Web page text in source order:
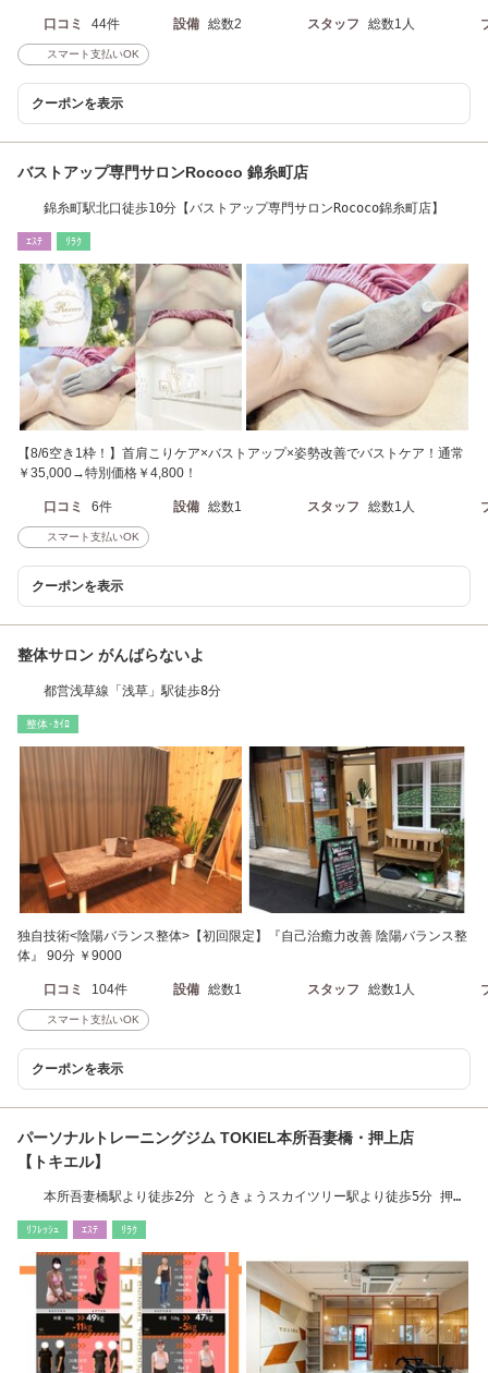
口コミ 44件 設備 総数2 スタッフ 総数1人
スマート支払いOK
クーポンを表示
バストアップ専門サロンRococo 錦糸町店
錦糸町駅北口徒歩10分【バストアップ専門サロンRococo錦糸町店】
ｴｽﾃ ﾘﾗｸ
【8/6空き1枠！】首肩こりケア×バストアップ×姿勢改善でバストケア！通常
￥35,000→特別価格￥4,800！
口コミ 6件 設備 総数1 スタッフ 総数1人
スマート支払いOK
クーポンを表示
整体サロン がんばらないよ
都営浅草線「浅草」駅徒歩8分
整体･ｶｲﾛ
独自技術<陰陽バランス整体>【初回限定】『自己治癒力改善 陰陽バランス整
体』 90分 ￥9000
口コミ 104件 設備 総数1 スタッフ 総数1人
スマート支払いOK
クーポンを表示
パーソナルトレーニングジム TOKIEL本所吾妻橋・押上店
【トキエル】
本所吾妻橋駅より徒歩2分 とうきょうスカイツリー駅より徒歩5分 押上
ﾘﾌﾚｯｼｭ ｴｽﾃ ﾘﾗｸ